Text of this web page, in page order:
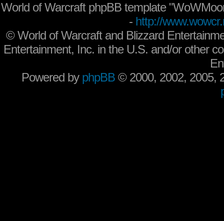
World of Warcraft phpBB template
- http://
©World of Warcraft and Blizzard
Entertainment, Inc. in the U.S. and/or other
Powered by phpBB © 2000, 2002, 2005,